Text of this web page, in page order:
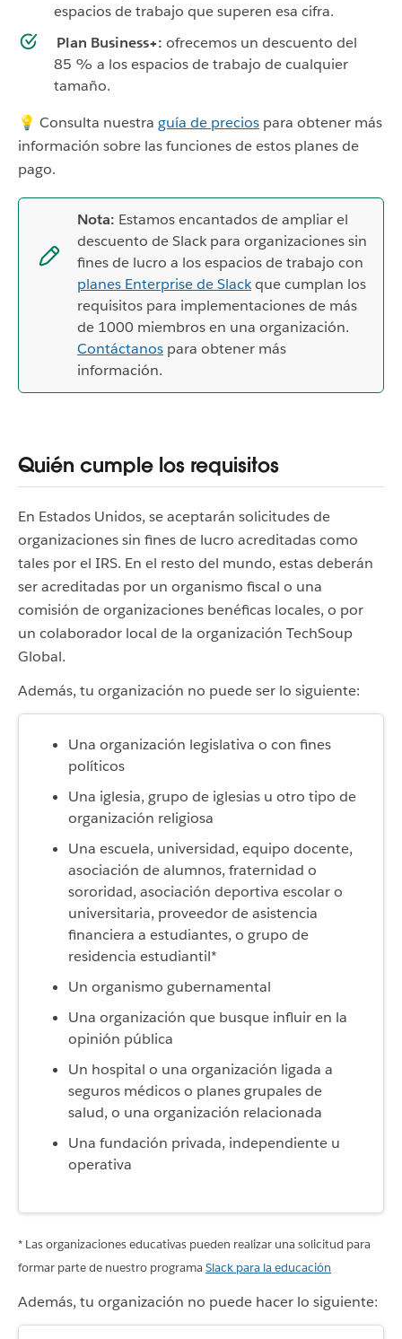
espacios de trabajo que superen esa cifra.
Plan Business+: ofrecemos un descuento del
85 % a los espacios de trabajo de cualquier
tamaño.
💡 Consulta nuestra guía de precios para obtener más
información sobre las funciones de estos planes de
pago.
Nota: Estamos encantados de ampliar el
descuento de Slack para organizaciones sin
fines de lucro a los espacios de trabajo con
planes Enterprise de Slackque cumplan los
requisitos para implementaciones de más
de 1000 miembros en una organización.
Contáctanos para obtener más
información.
Quién cumple los requisitos
En Estados Unidos, se aceptarán solicitudes de
organizaciones sin fines de lucro acreditadas como
tales por el IRS. En el resto del mundo, estas deberán
ser acreditadas por un organismo fiscal o una
comisión de organizaciones benéficas locales, o por
un colaborador local de la organización TechSoup
Global.
Además, tu organización no puede ser lo siguiente:
Una organización legislativa o con fines
políticos
Una iglesia, grupo de iglesias u otro tipo de
organización religiosa
Una escuela, universidad, equipo docente,
asociación de alumnos, fraternidad o
sororidad, asociación deportiva escolar o
universitaria, proveedor de asistencia
financiera a estudiantes, o grupo de
residencia estudiantil*
Un organismo gubernamental
Una organización que busque influir en la
opinión pública
Un hospital o una organización ligada a
seguros médicos o planes grupales de
salud, o una organización relacionada
Una fundación privada, independiente u
operativa
* Las organizaciones educativas pueden realizar una solicitud para
formar parte de nuestro programaSlack para la educación
Además, tu organización no puede hacer lo siguiente: